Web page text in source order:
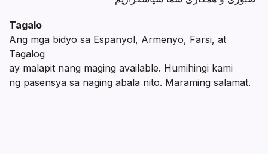
Tagalo
Ang mga bidyo sa Espanyol, Armenyo, Farsi, at
Tagalog
ay malapit nang maging available. Humihingi kami
ng pasensya sa naging abala nito. Maraming salamat.